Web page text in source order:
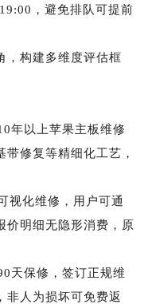
，避免排队可提前
，构建多维度评估框
以上苹果主板维修
修复等精细化工艺，
化维修，用户可通
价明细无隐形消费，原
保修，签订正规维
非人为损坏可免费返